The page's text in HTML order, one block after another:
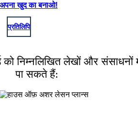
अपना खुद का बनाओ!
प्रतिलिपि
को निम्नलिखित लेखों और संसाधनों
पा सकते हैं: